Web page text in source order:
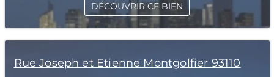
DÉCOUVRIR CE BIEN
Rue Joseph et Etienne Montgolfier 93110